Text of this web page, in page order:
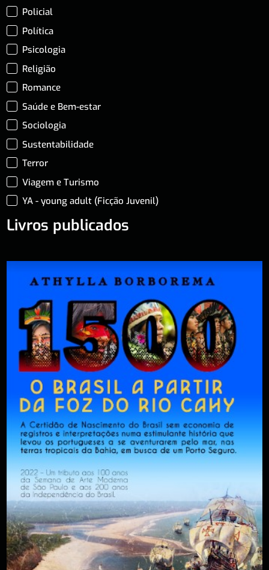
Policial
Política
Psicologia
Religião
Romance
Saúde e Bem-estar
Sociologia
Sustentabilidade
Terror
Viagem e Turismo
YA - young adult (Ficção Juvenil)
Livros publicados